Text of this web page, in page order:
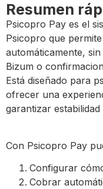
Resumen
Psicopro Pay es el
Psicopro que
automáticamente,
Bizum o
Está diseñado para
ofrecer una
garantizar
Con Psicopro Pay
Configurar
Cobrar